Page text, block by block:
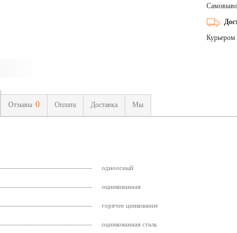
Курьером
Отзывы 0 Оплата Доставка Мы
одноосный
оцинкованная
горячее цинкование
оцинкованная сталь